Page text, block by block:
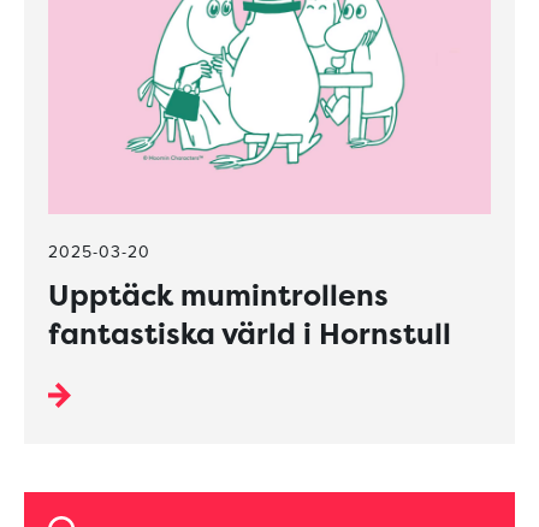
2025-03-20
Upptäck mumintrollens
fantastiska värld i Hornstull